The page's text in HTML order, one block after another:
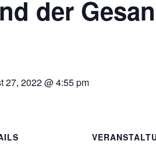
der
27, 2022 @ 4:55 pm